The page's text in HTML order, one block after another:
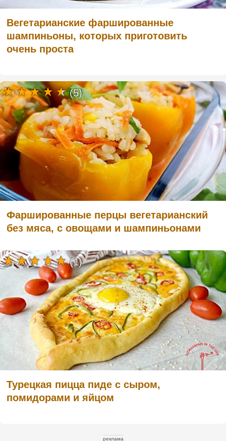
Вегетарианские фаршированные
шампиньоны, которых приготовить
очень проста
Фаршированные перцы вегетарианский
без мяса, с овощами и шампиньонами
(5)
Турецкая пицца пиде с сыром,
помидорами и яйцом
(1)
реклама